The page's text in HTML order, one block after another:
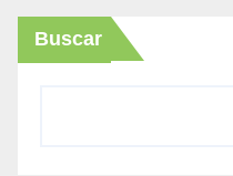
Buscar